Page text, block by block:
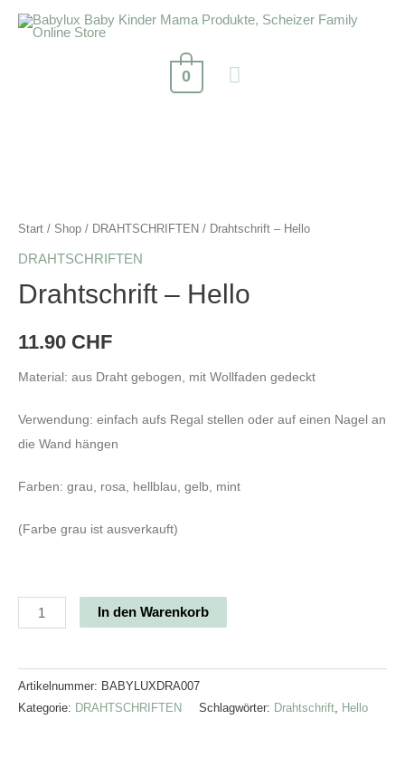
0
Start / Shop / DRAHTSCHRIFTEN / Drahtschrift – Hello
DRAHTSCHRIFTEN
Drahtschrift – Hello
11.90 CHF
Material: aus Draht gebogen, mit Wollfaden gedeckt
Verwendung: einfach aufs Regal stellen oder auf einen Nagel an
die Wand hängen
Farben: grau, rosa, hellblau, gelb, mint
(Farbe grau ist ausverkauft)
In den Warenkorb
Artikelnummer: BABYLUXDRA007
Kategorie: DRAHTSCHRIFTEN Schlagwörter: Drahtschrift Hello